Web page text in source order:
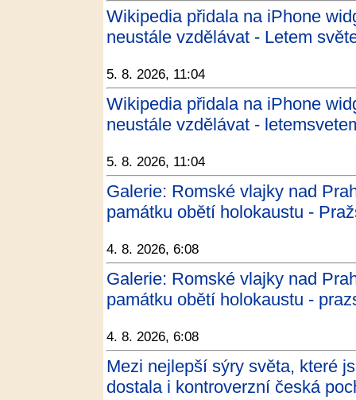
Wikipedia přidala na iPhone
neustále vzdělávat - Letem
5. 8. 2026, 11:04
Wikipedia přidala na iPhone
neustále vzdělávat -
5. 8. 2026, 11:04
Galerie: Romské vlajky nad
památku obětí holokaustu -
4. 8. 2026, 6:08
Galerie: Romské vlajky nad
památku obětí holokaustu -
4. 8. 2026, 6:08
Mezi nejlepší sýry světa, které
dostala i kontroverzní česká